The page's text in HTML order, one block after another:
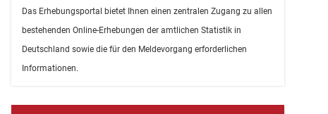
Das Erhebungsportal bietet Ihnen einen zentralen Zugang zu allen
bestehenden Online-Erhebungen der amtlichen Statistik in
Deutschland sowie die für den Meldevorgang erforderlichen
Informationen.